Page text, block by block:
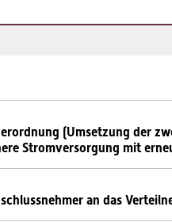
(Umsetzung der
Stromversorgung mit
an das